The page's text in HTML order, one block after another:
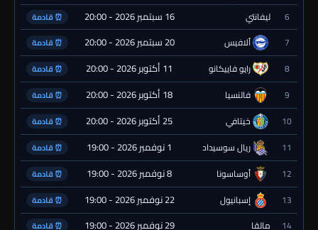
6 ليفانتي 16 سبتمبر 2026 - 20:00 ⏰ قادمة
7 ألافيس 20 سبتمبر 2026 - 20:00 ⏰ قادمة
8 رايو فاييكانو 11 أكتوبر 2026 - 20:00 ⏰ قادمة
9 فالنسيا 18 أكتوبر 2026 - 20:00 ⏰ قادمة
10 خيتافي 25 أكتوبر 2026 - 20:00 ⏰ قادمة
11 ريال سوسيداد 1 نوفمبر 2026 - 19:00 ⏰ قادمة
12 أوساسونا 8 نوفمبر 2026 - 19:00 ⏰ قادمة
13 إسبانيول 22 نوفمبر 2026 - 19:00 ⏰ قادمة
14 مالقا 29 نوفمبر 2026 - 19:00 ⏰ قادمة